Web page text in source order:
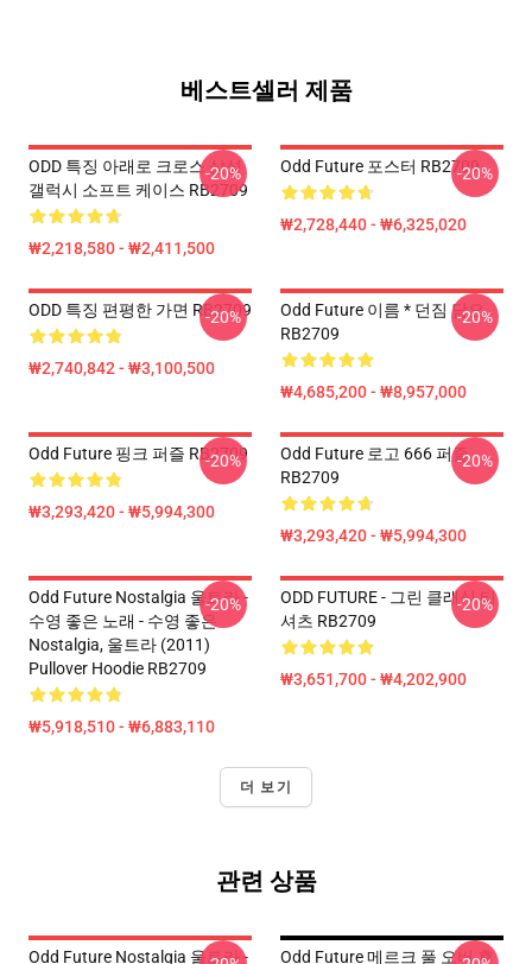
베스트셀러 제품
ODD 특징 아래로 크로스 삼성
갤럭시 소프트 케이스 RB2709
₩2,218,580 - ₩2,411,500
-20% Odd Future 포스터 RB2709
₩2,728,440 - ₩6,325,020
-20%
ODD 특징 편평한 가면 RB2709
₩2,740,842 - ₩3,100,500
-20%
Odd Future 이름 * 던짐 담요
RB2709
₩4,685,200 - ₩8,957,000
-20%
Odd Future 핑크 퍼즐 RB2709
₩3,293,420 - ₩5,994,300
-20%
Odd Future 로고 666 퍼즐
RB2709
₩3,293,420 - ₩5,994,300
-20%
Odd Future Nostalgia 울트라 -
수영 좋은 노래 - 수영 좋은
Nostalgia, 울트라 (2011)
Pullover Hoodie RB2709
₩5,918,510 - ₩6,883,110
-20%
ODD FUTURE - 그린 클래식 티
셔츠 RB2709
₩3,651,700 - ₩4,202,900
-20%
더 보기
관련 상품
Odd Future Nostalgia 울트라 -
Odd Future 메르크 풀 오버 후